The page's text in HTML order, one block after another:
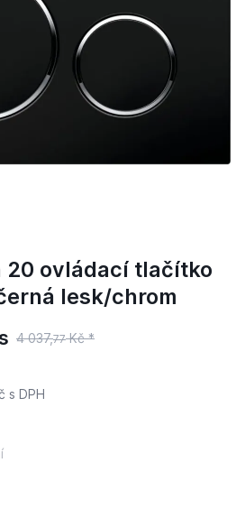
20 ovládací tlačítko
lesk/chrom
4 037,77Kč *
s DPH